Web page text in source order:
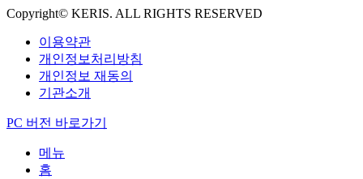
Copyright© KERIS. ALL RIGHTS RESERVED
이용약관
개인정보처리방침
개인정보 재동의
기관소개
PC 버전 바로가기
메뉴
홈